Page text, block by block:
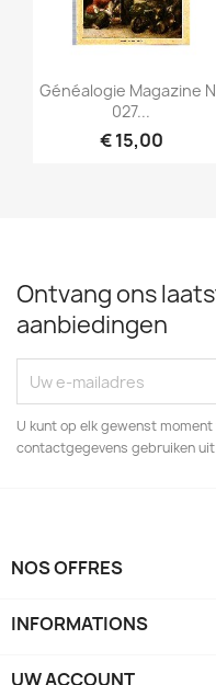
Snel bekijken
Généalogie Magazine
027...
€ 15,00
Ontvang ons
aanbiedingen
U kunt op elk gewenst
contactgegevens gebruiken
NOS OFFRES
INFORMATIONS
UW ACCOUNT